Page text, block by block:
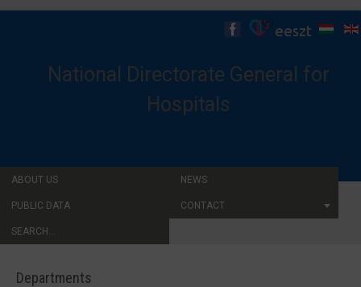
ABOUT US NEWS
PUBLIC DATA CONTACT
SEARCH...
National Directorate General for
Hospitals
Departments